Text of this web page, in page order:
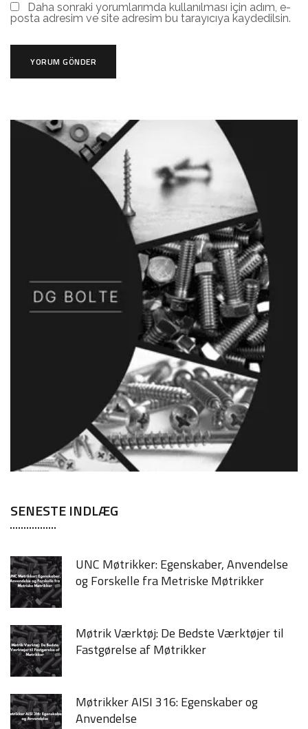
Daha sonraki yorumlarımda kullanılması için adım, e-
posta adresim ve site adresim bu tarayıcıya kaydedilsin.
SENESTE INDLÆG
UNC Møtrikker: Egenskaber, Anvendelse
og Forskelle fra Metriske Møtrikker
Møtrik Værktøj: De Bedste Værktøjer til
Fastgørelse af Møtrikker
Møtrikker AISI 316: Egenskaber og
Anvendelse